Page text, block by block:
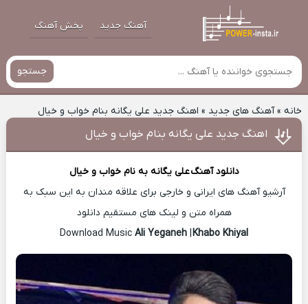
آهنگ جدید پخش آهنگ
جستجو
خانه»آهنگ های جدید » اهنگ جدید علی یگانه بنام خواب و خیال
اهنگ جدید علی یگانه بنام خواب و خیال
دانلود آهنگعلی یگانه به نام خواب و خیال
آرشیو آهنگ های ایرانی و خارجی برای علاقه مندان به این سبک به
همراه متن و لینک های مستقیم دانلود
Download Music
Ali Yeganeh|Khabo Khiyal